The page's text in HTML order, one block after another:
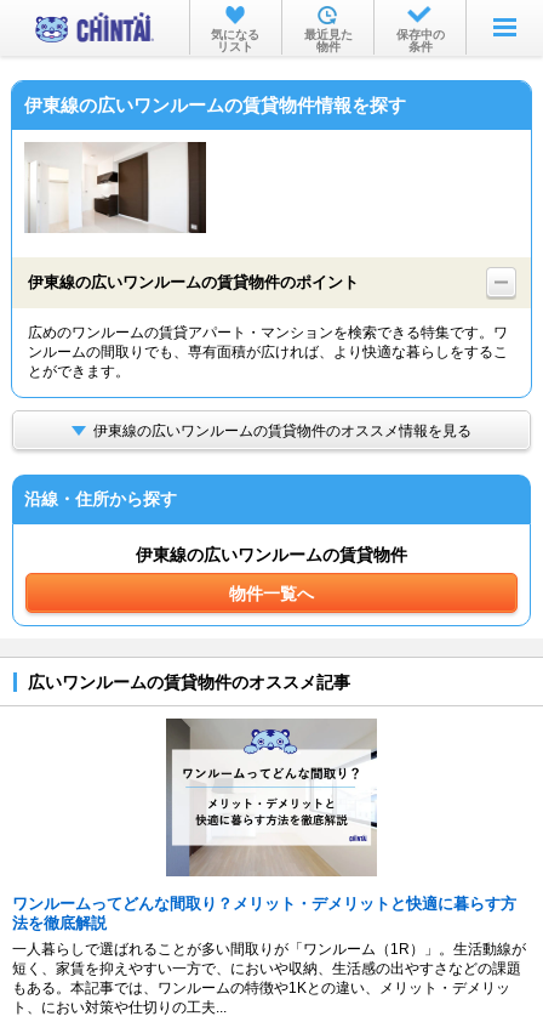
お部屋を探す
沿線・駅から
物件特集から
TOP
気になる
リスト
最近見た
物件
保存中の
条件
伊東線の広いワンルームの賃貸物件情報を探す
伊東線の広いワンルームの賃貸物件のポイント
広めのワンルームの賃貸アパート・マンションを検索できる特集です。ワ
ンルームの間取りでも、専有面積が広ければ、より快適な暮らしをするこ
とができます。
伊東線の広いワンルームの賃貸物件のオススメ情報を見る
沿線・住所から探す
伊東線の広いワンルームの賃貸物件
物件一覧へ
広いワンルームの賃貸物件のオススメ記事
ワンルームってどんな間取り？メリット・デメリットと快適に暮らす方
法を徹底解説
一人暮らしで選ばれることが多い間取りが「ワンルーム（1R）」。生活動線が
短く、家賃を抑えやすい一方で、においや収納、生活感の出やすさなどの課題
もある。本記事では、ワンルームの特徴や1Kとの違い、メリット・デメリッ
ト、におい対策や仕切りの工夫...